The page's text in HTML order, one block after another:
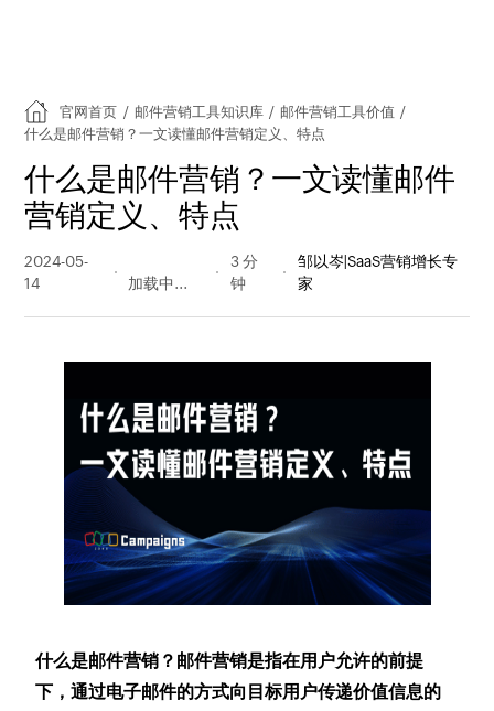
官网首页 / 邮件营销工具知识库 / 邮件营销工具价值 /
什么是邮件营销？一文读懂邮件营销定义、特点
什么是邮件营销？一文读懂邮件
营销定义、特点
2024-05-
14
量
3 分
钟
邹以岑|SaaS营销增长专
家
​​​什么是邮件营销？邮件营销是指在用户允许的前提
下，通过电子邮件的方式向目标用户传递价值信息的